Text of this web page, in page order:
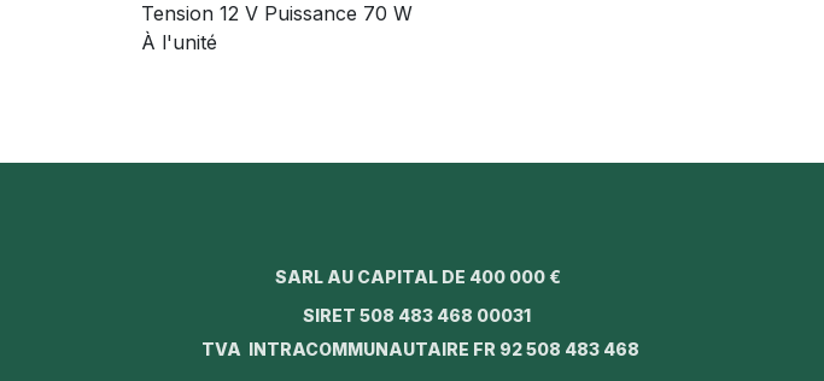
Tension 12 V Puissance 70 W
À l'unité
SARL AU CAPITAL DE 400 000 €
SIRET 508 483 468 00031
TVA INTRACOMMUNAUTAIRE FR 92 508 483 468